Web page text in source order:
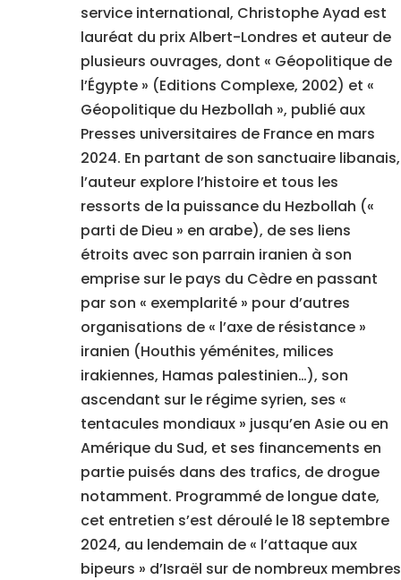
service international, Christophe Ayad est
lauréat du prix Albert-Londres et auteur de
plusieurs ouvrages, dont « Géopolitique de
l’Égypte » (Editions Complexe, 2002) et «
Géopolitique du Hezbollah », publié aux
Presses universitaires de France en mars
2024. En partant de son sanctuaire libanais,
l’auteur explore l’histoire et tous les
ressorts de la puissance du Hezbollah («
parti de Dieu » en arabe), de ses liens
étroits avec son parrain iranien à son
emprise sur le pays du Cèdre en passant
par son « exemplarité » pour d’autres
organisations de « l’axe de résistance »
iranien (Houthis yéménites, milices
irakiennes, Hamas palestinien…), son
ascendant sur le régime syrien, ses «
tentacules mondiaux » jusqu’en Asie ou en
Amérique du Sud, et ses financements en
partie puisés dans des trafics, de drogue
notamment. Programmé de longue date,
cet entretien s’est déroulé le 18 septembre
2024, au lendemain de « l’attaque aux
bipeurs » d’Israël sur de nombreux membres